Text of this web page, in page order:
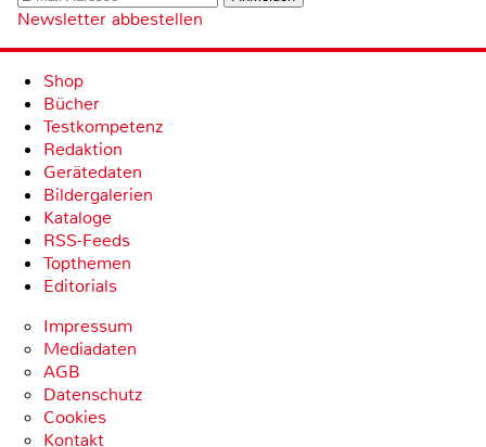
Newsletter abbestellen
Shop
Bücher
Testkompetenz
Redaktion
Gerätedaten
Bildergalerien
Kataloge
RSS-Feeds
Topthemen
Editorials
Impressum
Mediadaten
AGB
Datenschutz
Cookies
Kontakt